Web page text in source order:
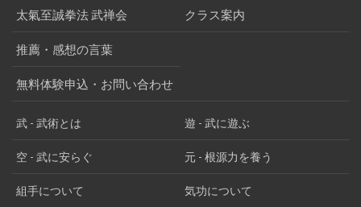
太氣至誠拳法 武禅会 クラス案内
推薦・感想の言葉
無料体験申込・お問い合わせ
武 - 武術とは 遊 - 武に遊ぶ
空 - 武に安らぐ 元 - 根源力を養う
組手について 気功について